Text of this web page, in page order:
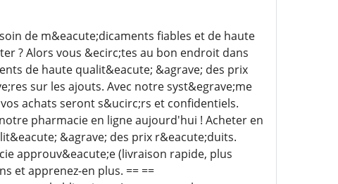
de m&eacute;dicaments fiables et de haute
? Alors vous &ecirc;tes au bon endroit dans
de haute qualit&eacute; &agrave; des prix
sur les ajouts. Avec notre syst&egrave;me
achats seront s&ucirc;rs et confidentiels.
pharmacie en ligne aujourd'hui ! Acheter en
&agrave; des prix r&eacute;duits.
approuv&eacute;e (livraison rapide, plus
et apprenez-en plus. == ==